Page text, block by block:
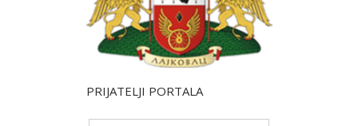
PRIJATELJI PORTALA